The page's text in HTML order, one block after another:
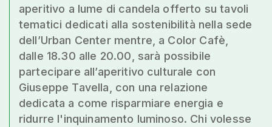
aperitivo a lume di candela offerto su tavoli
tematici dedicati alla sostenibilità nella sede
dell’Urban Center mentre, a Color Cafè,
dalle 18.30 alle 20.00, sarà possibile
partecipare all’aperitivo culturale con
Giuseppe Tavella, con una relazione
dedicata a come risparmiare energia e
ridurre l'inquinamento luminoso. Chi volesse